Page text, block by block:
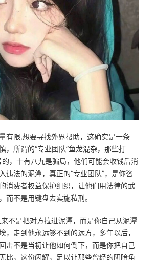
有限,想要寻找外界帮助，这确实是一条
，所谓的“专业团队”鱼龙混杂，那些打
的，十有八九是骗局，他们可能会收钱后消
违法的泥潭，真正的“专业团队”，是你咨
消费者权益保护组织，让他们用法律的武
而不是用键盘去实施私刑。
不是把对方拉进泥潭，而是你自己从泥潭
，走到他永远够不到的远方，多年以后，
击不是当初让他如何倒下，而是你把自己
比，这份闪耀，足以让那些曾经的阴暗角